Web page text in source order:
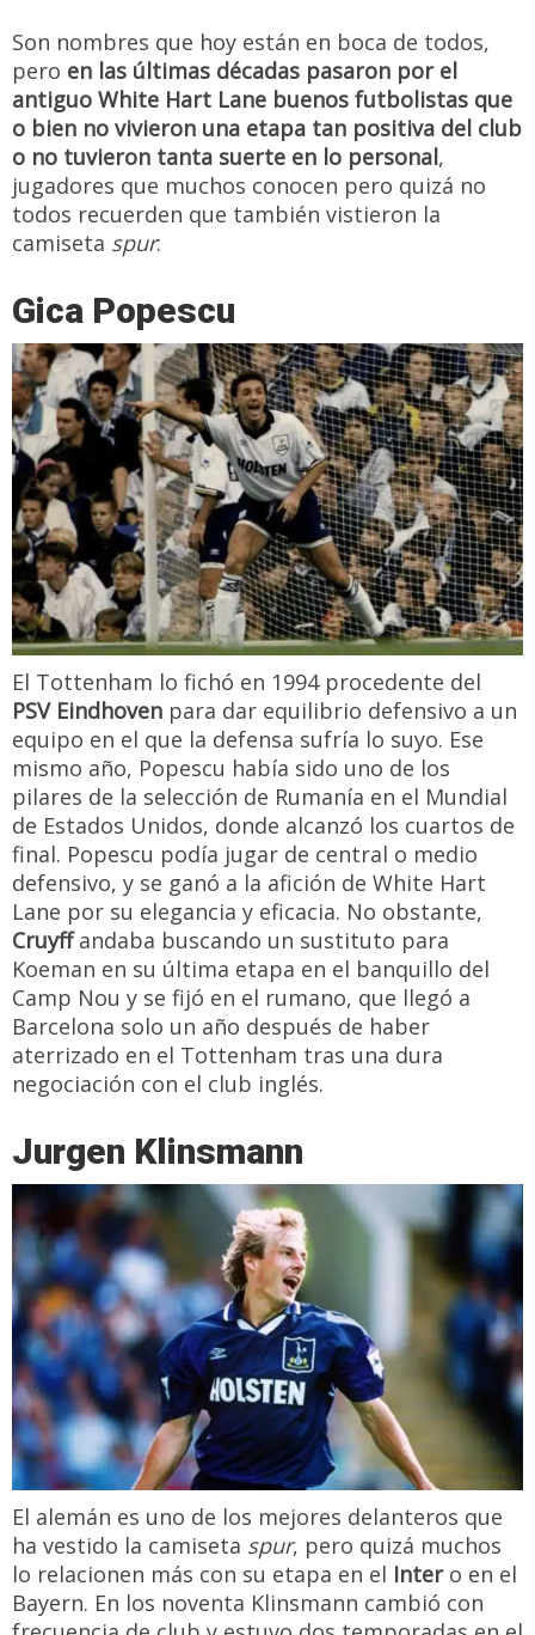
Son nombres que hoy están en boca de todos,
pero en las últimas décadas pasaron por el
antiguo White Hart Lane buenos futbolistas que
o bien no vivieron una etapa tan positiva del club
o no tuvieron tanta suerte en lo personal,
jugadores que muchos conocen pero quizá no
todos recuerden que también vistieron la
camiseta spur:
Gica Popescu
El Tottenham lo fichó en 1994 procedente del
PSV Eindhoven para dar equilibrio defensivo a un
equipo en el que la defensa sufría lo suyo. Ese
mismo año, Popescu había sido uno de los
pilares de la selección de Rumanía en el Mundial
de Estados Unidos, donde alcanzó los cuartos de
final. Popescu podía jugar de central o medio
defensivo, y se ganó a la afición de White Hart
Lane por su elegancia y eficacia. No obstante,
Cruyffandaba buscando un sustituto para
Koeman en su última etapa en el banquillo del
Camp Nou y se fijó en el rumano, que llegó a
Barcelona solo un año después de haber
aterrizado en el Tottenham tras una dura
negociación con el club inglés.
Jurgen Klinsmann
El alemán es uno de los mejores delanteros que
ha vestido la camiseta spur, pero quizá muchos
lo relacionen más con su etapa en el Intero en el
Bayern. En los noventa Klinsmann cambió con